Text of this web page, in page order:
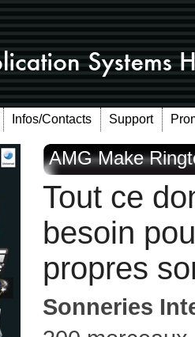
Infos/Contacts Support
AMG Make
Tout ce
besoin
propres
Sonneries